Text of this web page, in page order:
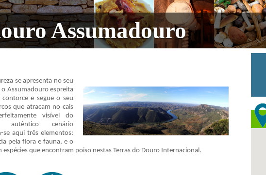
Assumadouro
se apresenta no seu
Assumadouro espreita
e segue o seu
que atracam no cais
visível do
autêntico cenário
se aqui três elementos:
pela flora e fauna, e o
que encontram poiso nestas Terras do Douro Internacional.